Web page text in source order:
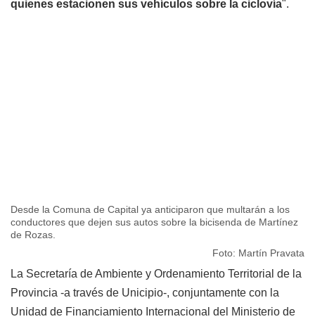
quienes estacionen sus vehículos sobre la ciclovía".
Desde la Comuna de Capital ya anticiparon que multarán a los
conductores que dejen sus autos sobre la bicisenda de Martínez
de Rozas.
Foto: Martín Pravata
La Secretaría de Ambiente y Ordenamiento Territorial de la
Provincia -a través de Unicipio-, conjuntamente con la
Unidad de Financiamiento Internacional del Ministerio de